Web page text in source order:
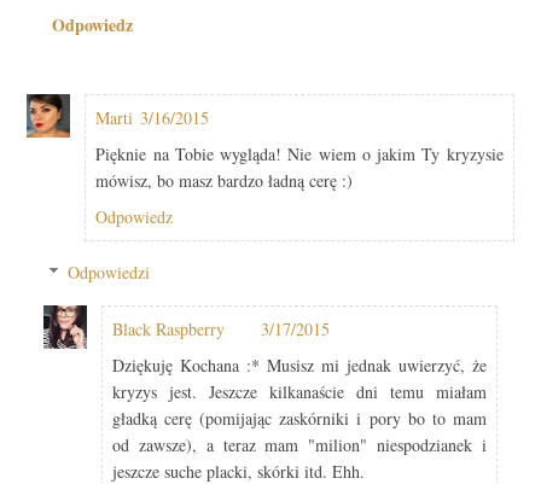
Odpowiedz
Marti 3/16/2015
Pięknie na Tobie wygląda! Nie wiem o jakim Ty kryzysie
mówisz, bo masz bardzo ładną cerę :)
Odpowiedz
Odpowiedzi
Black Raspberry
3/17/2015
Dziękuję Kochana :* Musisz mi jednak uwierzyć, że
kryzys jest. Jeszcze kilkanaście dni temu miałam
gładką cerę (pomijając zaskórniki i pory bo to mam
od zawsze), a teraz mam "milion" niespodzianek i
jeszcze suche placki, skórki itd. Ehh.